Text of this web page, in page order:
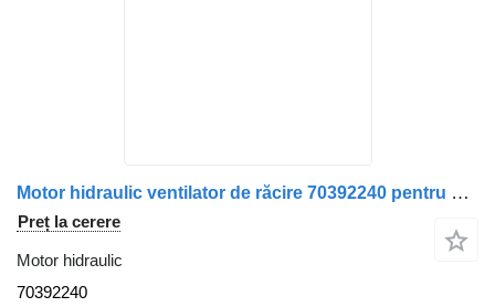
Motor hidraulic ventilator de răcire 70392240 pentru camion Volvo R902420909 31
Preț la cerere
Motor hidraulic
70392240